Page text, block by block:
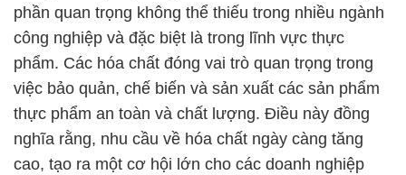
phần quan trọng không thể thiếu trong nhiều ngành
công nghiệp và đặc biệt là trong lĩnh vực thực
phẩm. Các hóa chất đóng vai trò quan trọng trong
việc bảo quản, chế biến và sản xuất các sản phẩm
thực phẩm an toàn và chất lượng. Điều này đồng
nghĩa rằng, nhu cầu về hóa chất ngày càng tăng
cao, tạo ra một cơ hội lớn cho các doanh nghiệp